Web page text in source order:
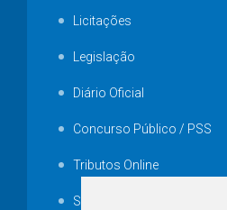
Licitações
Legislação
Diário Oficial
Concurso Público / PSS
Tributos Online
Serviços ISS-E